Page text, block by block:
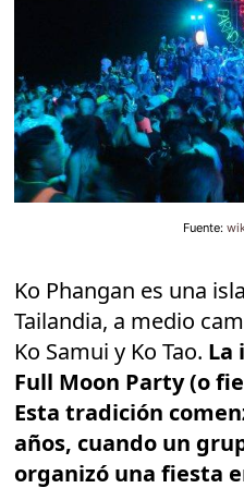
Fuente:
Ko Phangan es una
Tailandia, a medio
Ko Samui y Ko Tao. La
Full Moon Party (o
Esta tradición
años, cuando un
organizó una fiesta